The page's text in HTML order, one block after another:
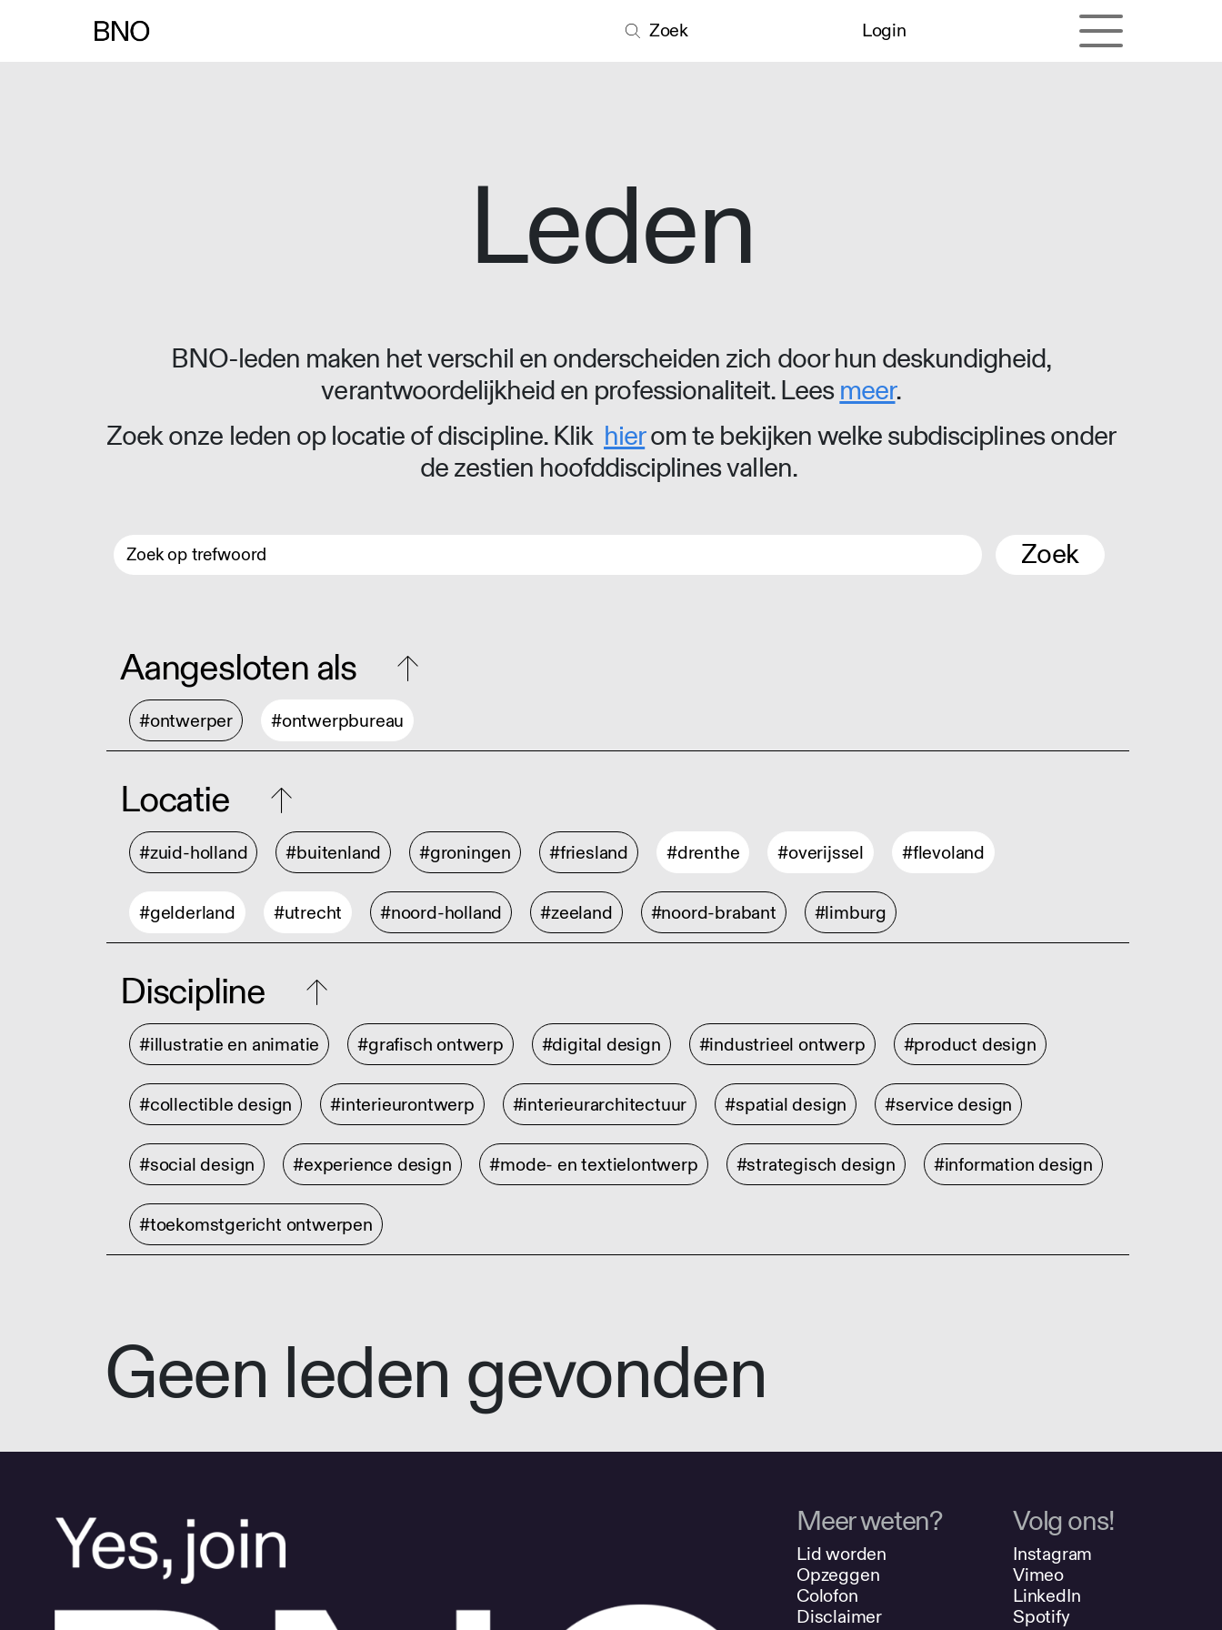
Zoek Login
Leden
BNO-leden maken het verschil en onderscheiden zich door hun deskundigheid,
verantwoordelijkheid en professionaliteit. Leesmeer.
Zoek onze leden op locatie of discipline. Klik hierom te bekijken welke subdisciplines onder
de zestien hoofddisciplines vallen.
Zoek
Aangesloten als
#ontwerper #ontwerpbureau
Locatie
#zuid-holland #buitenland #groningen #friesland #drenthe #overijssel #flevoland
#gelderland #utrecht #noord-holland #zeeland #noord-brabant #limburg
Discipline
#illustratie en animatie #grafisch ontwerp #digital design #industrieel ontwerp #product design
#collectible design #interieurontwerp #interieurarchitectuur #spatial design #service design
#social design #experience design #mode- en textielontwerp #strategisch design #information design
#toekomstgericht ontwerpen
Geen leden gevonden
Meer weten?
Lid worden
Opzeggen
Colofon
Disclaimer
Volg ons!
Instagram
Vimeo
LinkedIn
Spotify